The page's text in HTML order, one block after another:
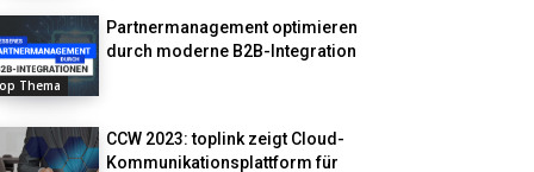
Thema
Partnermanagement optimieren
durch moderne B2B-Integration
CCW 2023: toplink zeigt Cloud-
Kommunikationsplattform für